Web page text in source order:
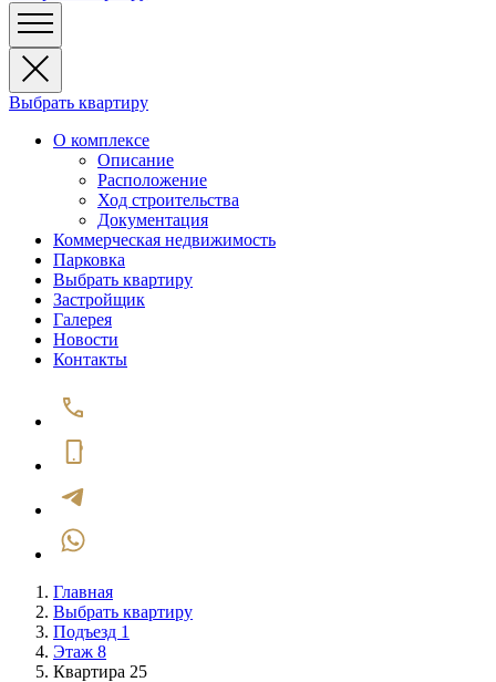
Выбрать квартиру
О комплексе
Описание
Расположение
Ход строительства
Документация
Коммерческая недвижимость
Парковка
Выбрать квартиру
Застройщик
Галерея
Новости
Контакты
Главная
Выбрать квартиру
Подъезд 1
Этаж 8
Квартира 25